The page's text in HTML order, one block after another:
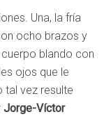
Una, la fría
ocho brazos y
blando con
ojos que le
tal vez resulte
Jorge-Víctor